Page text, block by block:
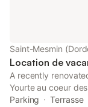
Saint-Mesmin
Location de
A recently
Yourte au coeur
offers access to a
Parking Terrasse